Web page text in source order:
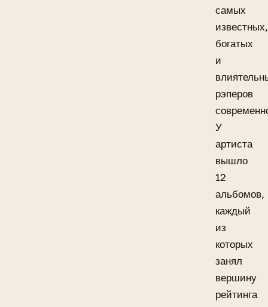
самых
известных,
богатых
и
рэперов
У
артиста
вышло
12
альбомов,
каждый
из
которых
занял
вершину
рейтинга